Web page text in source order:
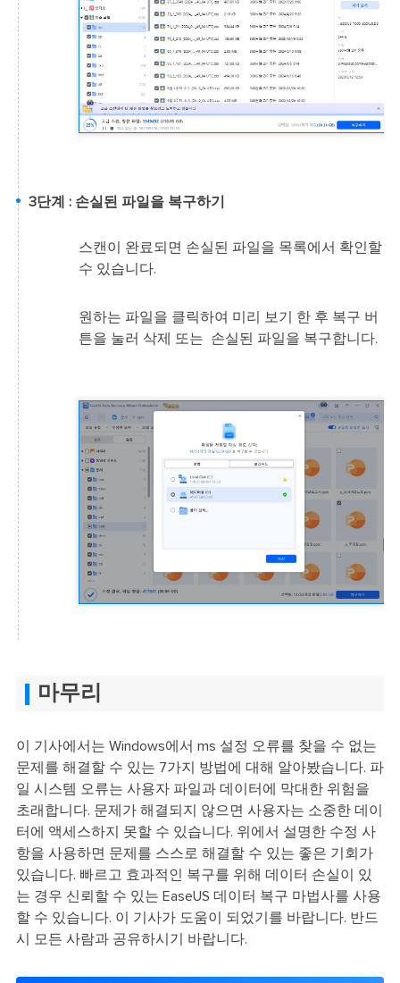
3단계 : 손실된 파일을 복구하기
스캔이 완료되면 손실된 파일을 목록에서 확인할
수 있습니다.
원하는 파일을 클릭하여 미리 보기 한 후 복구 버
튼을 눌러 삭제 또는 손실된 파일을 복구합니다.
마무리
이 기사에서는 Windows에서 ms 설정 오류를 찾을 수 없는
문제를 해결할 수 있는 7가지 방법에 대해 알아봤습니다. 파
일 시스템 오류는 사용자 파일과 데이터에 막대한 위험을
초래합니다. 문제가 해결되지 않으면 사용자는 소중한 데이
터에 액세스하지 못할 수 있습니다. 위에서 설명한 수정 사
항을 사용하면 문제를 스스로 해결할 수 있는 좋은 기회가
있습니다. 빠르고 효과적인 복구를 위해 데이터 손실이 있
는 경우 신뢰할 수 있는 EaseUS 데이터 복구 마법사를 사용
할 수 있습니다. 이 기사가 도움이 되었기를 바랍니다. 반드
시 모든 사람과 공유하시기 바랍니다.